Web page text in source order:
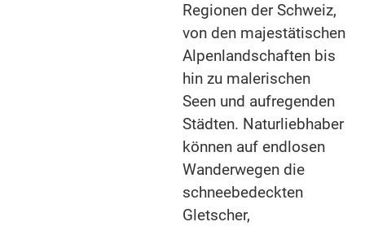
Regionen der Schweiz,
von den majestätischen
Alpenlandschaften bis
hin zu malerischen
Seen und aufregenden
Städten. Naturliebhaber
können auf endlosen
Wanderwegen die
schneebedeckten
Gletscher,